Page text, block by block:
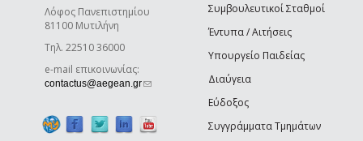
Λόφος Πανεπιστημίου
81100 Μυτιλήνη
Τηλ. 22510 36000
e-mail επικοινωνίας:
contactus@aegean.gr(link sends e-mail)
Συμβουλευτικοί Σταθμοί
Έντυπα / Αιτήσεις
Υπουργείο Παιδείας
Διαύγεια
Εύδοξος
Συγγράμματα Τμημάτων